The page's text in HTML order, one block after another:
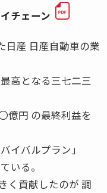
チェーン
日産 日産自動車の業
高となる三七二三
億円 の最終利益を
イバルプラン」
いる。
く貢献したのが 調